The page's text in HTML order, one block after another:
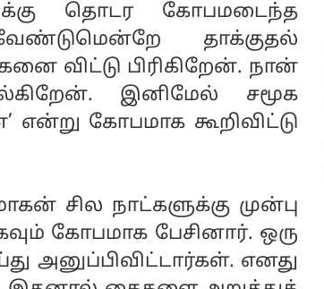
தொடர கோபமடைந்த
தாக்குதல்
விட்டு பிரிகிறேன். நான்
இனிமேல் சமூக
கோபமாக கூறிவிட்டு
சில நாட்களுக்கு முன்பு
கோபமாக பேசினார். ஒரு
அனுப்பிவிட்டார்கள். எனது